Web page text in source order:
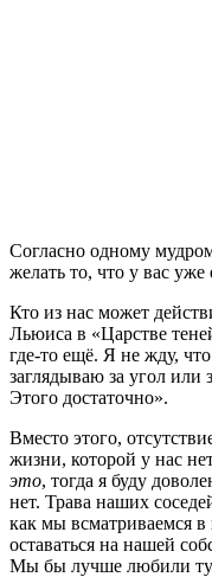
Согласно одному
желать то, что у вас уже
Кто из нас может
Льюиса в «Царстве
где-то ещё. Я не жду,
заглядываю за угол или
Этого достаточно».
Вместо этого,
жизни, которой у нас
это, тогда я буду
нет. Трава наших
как мы всматриваемся
оставаться на нашей
Мы бы лучше любили ту